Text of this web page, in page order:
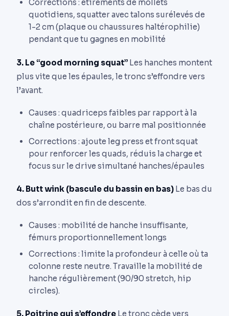
Corrections : étirements de mollets
quotidiens, squatter avec talons surélevés de
1-2 cm (plaque ou chaussures haltérophilie)
pendant que tu gagnes en mobilité
3. Le “good morning squat” Les hanches montent
plus vite que les épaules, le tronc s’effondre vers
l’avant.
Causes : quadriceps faibles par rapport à la
chaîne postérieure, ou barre mal positionnée
Corrections : ajoute leg press et front squat
pour renforcer les quads, réduis la charge et
focus sur le drive simultané hanches/épaules
4. Butt wink (bascule du bassin en bas) Le bas du
dos s’arrondit en fin de descente.
Causes : mobilité de hanche insuffisante,
fémurs proportionnellement longs
Corrections : limite la profondeur à celle où ta
colonne reste neutre. Travaille la mobilité de
hanche régulièrement (90/90 stretch, hip
circles).
5. Poitrine qui s’effondre Le tronc cède vers